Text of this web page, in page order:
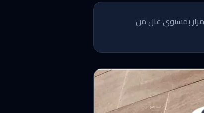
بمستوى عال من